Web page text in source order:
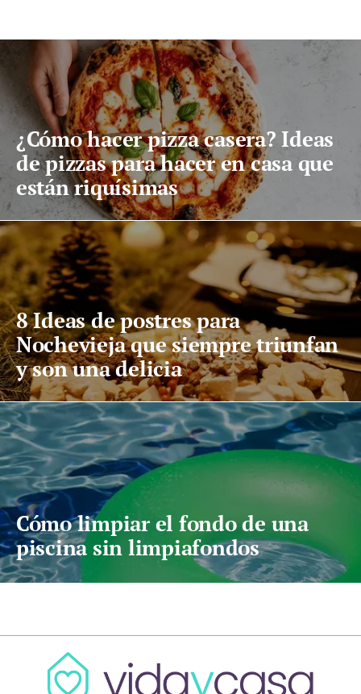
¿Cómo hacer pizza casera? Ideas
de pizzas para hacer en casa que
están riquísimas
8 Ideas de postres para
Nochevieja que siempre triunfan
y son una delicia
Cómo limpiar el fondo de una
piscina sin limpiafondos